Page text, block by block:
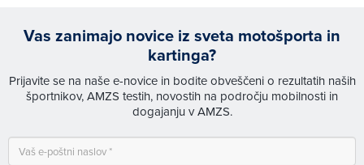
Vas zanimajo novice iz sveta motošporta in
kartinga?
Prijavite se na naše e-novice in bodite obveščeni o rezultatih naših
športnikov, AMZS testih, novostih na področju mobilnosti in
dogajanju v AMZS.